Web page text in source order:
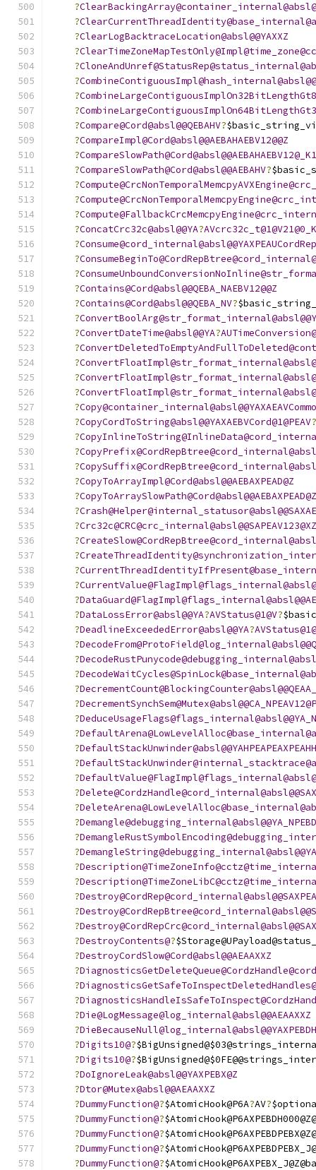
?
?
?ClearLogBacktraceLocation@absl@@YAXXZ
?
?
?
?
?
?Compare@Cord@absl@@QEBAHV?
?CompareImpl@Cord@absl@@AEBAHAEBV12@@Z
?
?CompareSlowPath@Cord@absl@@AEBAHV?
?
?
?
?ConcatCrc32c@absl@@YA?
?
?
?
?Contains@Cord@absl@@QEBA_NAEBV12@@Z
?Contains@Cord@absl@@QEBA_NV?
?
?ConvertDateTime@absl@@YA?
?
?
?
?
?
?CopyCordToString@absl@@YAXAEBVCord@1@PEAV?
?
?
?
?CopyToArrayImpl@Cord@absl@@AEBAXPEAD@Z
?CopyToArraySlowPath@Cord@absl@@AEBAXPEAD@Z
?
?Crc32c@CRC@crc_internal@absl@@SAPEAV123@XZ
?
?
?
?
?
?DataLossError@absl@@YA?AVStatus@1@V?
?DeadlineExceededError@absl@@YA?
?
?
?
?
?
?
?
?
?
?
?
?
?
?
?DemangleString@debugging_internal@absl@@YA
?
?
?
?
?
?DestroyContents@?
?DestroyCordSlow@Cord@absl@@AEAAXXZ
?
?
?
?Die@LogMessage@log_internal@absl@@AEAAXXZ
?
?Digits10@?
?Digits10@?
?DoIgnoreLeak@absl@@YAXPEBX@Z
?Dtor@Mutex@absl@@AEAAXXZ
?DummyFunction@?$AtomicHook@P6A?AV?
?DummyFunction@?
?DummyFunction@?
?DummyFunction@?
?DummyFunction@?